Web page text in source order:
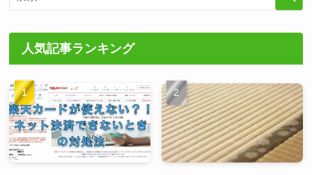
人気記事ランキング